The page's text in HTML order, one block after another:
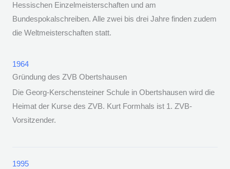
Hessischen Einzelmeisterschaften und am
Bundespokalschreiben. Alle zwei bis drei Jahre finden zudem
die Weltmeisterschaften statt.
1964
Gründung des ZVB Obertshausen
Die Georg-Kerschensteiner Schule in Obertshausen wird die
Heimat der Kurse des ZVB. Kurt Formhals ist 1. ZVB-
Vorsitzender.
1995